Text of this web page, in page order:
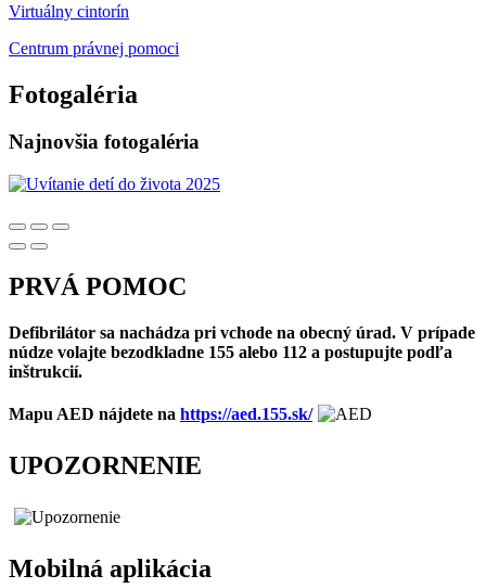
Virtuálny cintorín
Centrum právnej pomoci
Fotogaléria
Najnovšia fotogaléria
PRVÁ POMOC
Defibrilátor sa nachádza pri vchode na obecný úrad. V prípade
núdze volajte bezodkladne 155 alebo 112 a postupujte podľa
inštrukcií.
Mapu AED nájdete na https://aed.155.sk/
UPOZORNENIE
Mobilná aplikácia